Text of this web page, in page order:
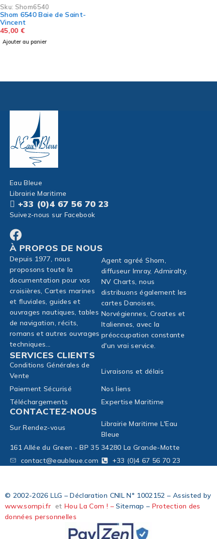
Eau Bleue
Librairie Maritime
+33 (0)4 67 56 70 23
Suivez-nous sur Facebook
À PROPOS DE NOUS
Depuis 1977, nous
proposons toute la
documentation pour vos
croisières, Cartes marines
et fluviales, guides et
ouvrages nautiques, tables
de navigation, récits,
romans et autres ouvrages
techniques...
Agent agréé Shom,
diffuseur Imray, Admiralty,
NV Charts, nous
distribuons également les
cartes Danoises,
Norvégiennes, Croates et
Italiennes, avec la
préoccupation constante
d'un vrai service.
SERVICES CLIENTS
Conditions Générales de
Vente
Livraisons et délais
Paiement Sécurisé
Nos liens
Téléchargements
Expertise Maritime
CONTACTEZ-NOUS
Sur Rendez-vous
Librairie Maritime L'Eau
Bleue
161 Allée du Green - BP 35 34280 La Grande-Motte
contact@eaubleue.com
+33 (0)4 67 56 70 23
© 2002-2026 LLG – Déclaration CNIL N° 1002152 – Assisted by
www.sompi.fr et Hou La Com ! –Sitemap – Protection des
données personnelles